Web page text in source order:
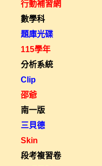
行動補習網
數學科
題庫光碟
115學年
分析系統
Clip
邵爺
南一版
三貝德
Skin
段考複習卷